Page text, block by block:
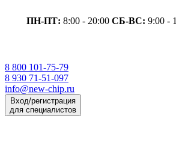
ПН-ПТ: 8:00 - 20:00 СБ-ВС: 9:00 -
8 800 101-75-79
8 930 71-51-097
info@new-chip.ru
Вход/регистрация
для специалистов